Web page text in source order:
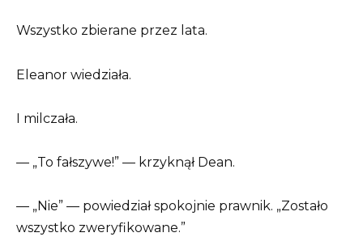
Wszystko zbierane przez lata.
Eleanor wiedziała.
I milczała.
— „To fałszywe!” — krzyknął Dean.
— „Nie” — powiedział spokojnie prawnik. „Zostało
wszystko zweryfikowane.”